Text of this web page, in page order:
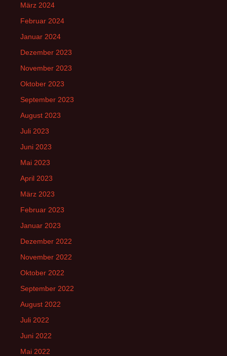
März 2024
Februar 2024
Januar 2024
Dezember 2023
November 2023
Oktober 2023
September 2023
August 2023
Juli 2023
Juni 2023
Mai 2023
April 2023
März 2023
Februar 2023
Januar 2023
Dezember 2022
November 2022
Oktober 2022
September 2022
August 2022
Juli 2022
Juni 2022
Mai 2022